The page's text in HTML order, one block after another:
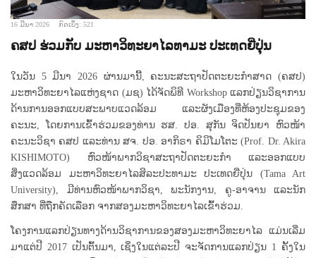
16 ມີນາ 2026 ກົດເບິ່ງ: 521
ຄສປ ຮ່ວມກັບ ມະຫາວິທະຍາໄລທາມະ ປະເທດຍີ່ປຸ່ນ
ໃນວັນ 5 ມີນາ 2026 ຜ່ານມານີ້, ຄະນະສະຖາປັດຕະຍະກຳສາດ (ຄສປ)
ມະຫາວິທະຍາໄລແຫ່ງຊາດ (ມຊ) ໄດ້ຈັດພິທີ Workshop ແລກປ່ຽນວິຊາການ
ດ້ານການອອກແບບສະພາບແວດລ້ອມ ແລະຜັງເມືອງທີ່ຫ້ອງປະຊຸມຂອງ
ຄະນະ, ໂດຍການເຂົ້າຮ່ວມຂອງທ່ານ ຮສ. ປອ. ສຸກັນ ຈິດປັນຍາ ຫົວໜ້າ
ຄະນະວິຊາ ຄສປ ແລະທ່ານ ສຈ. ປອ. ອາກິຣາ ຄິມິໂມໂຕະ (Prof. Dr. Akira
KISHIMOTO) ຫົວໜ້າພາກວິຊາສະຖາປັດຕະຍະກຳ ແລະອອກແບບ
ສິ່ງແວດລ້ອມ ມະຫາວິທະຍາໄລສິລະປະທາມະ ປະເທດຍີ່ປຸ່ນ (Tama Art
University), ມີທ່ານຫົວໜ້າພາກວິຊາ, ພະນັກງານ, ຄູ-ອາຈານ ແລະນັກ
ສຶກສາ ທີ່ຖືກຄັດເລືອກ ຈາກສອງມະຫາວິທະຍາໄລເຂົ້າຮ່ວມ.
ໂຄງການແລກປ່ຽນທາງດ້ານວິຊາການຂອງສອງມະຫາວິທະຍາໄລ ແມ່ນເລີ່ມ
ມາແຕ່ປີ 2017 ເປັນຕົ້ນມາ, ເຊິ່ງໃນແຕ່ລະປີ ຈະຈັດການແລກປ່ຽນ 1 ຄັ້ງໃນ